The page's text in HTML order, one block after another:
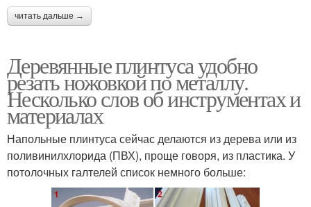
читать дальше →
Деревянные плинтуса удобно
резать ножовкой по металлу.
Несколько слов об инструментах и
материалах
Напольные плинтуса сейчас делаются из дерева или из
поливинилхлорида (ПВХ), проще говоря, из пластика. У
потолочных галтелей список немного больше: